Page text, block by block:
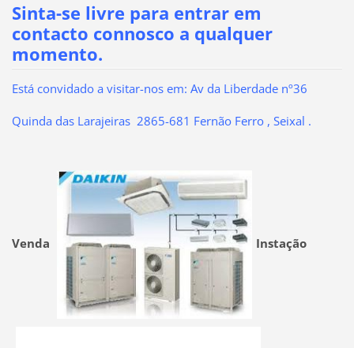
Sinta-se livre para entrar em
contacto connosco a qualquer
momento.
Está convidado a visitar-nos em: Av da Liberdade nº36
Quinda das Larajeiras 2865-681 Fernão Ferro , Seixal .
Venda Instação